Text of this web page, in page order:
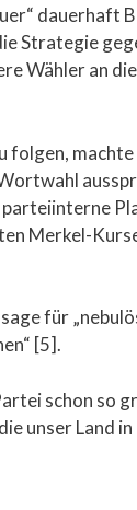
dauerhaft
Strategie
Wähler an
Merkel-
für
[5].
schon so
unser Land